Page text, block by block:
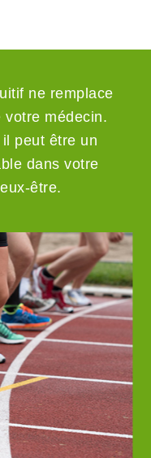
ne remplace
votre médecin.
peut être un
dans votre
être.